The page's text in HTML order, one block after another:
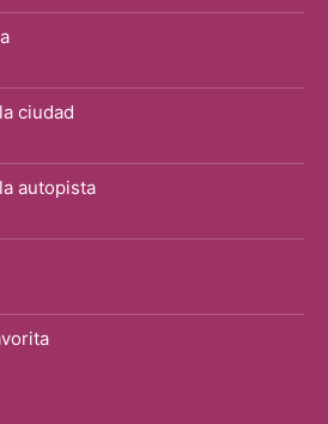
ciudad
autopista